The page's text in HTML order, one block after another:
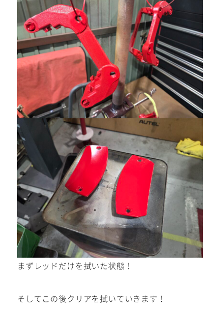
まずレッドだけを拭いた状態！
そしてこの後クリアを拭いていきます！